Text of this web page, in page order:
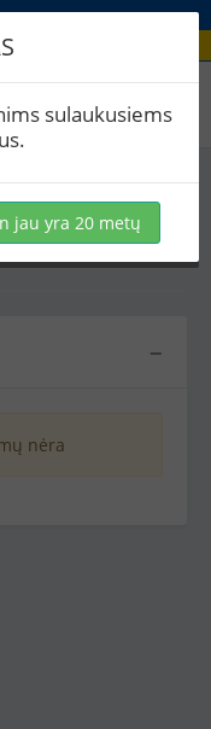
Kitoks alus
−
nėra
sulaukusiems
jau yra 20 metų